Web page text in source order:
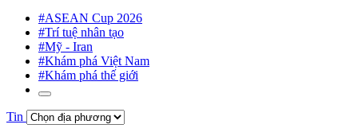
#ASEAN Cup 2026
#Trí tuệ nhân tạo
#Mỹ - Iran
#Khám phá Việt Nam
#Khám phá thế giới
Tin